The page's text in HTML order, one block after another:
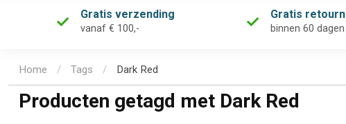
Gratis verzending
vanaf € 100,-
Gratis
binnen 60 dagen
Home / Tags / Dark Red
Producten getagd met Dark Red